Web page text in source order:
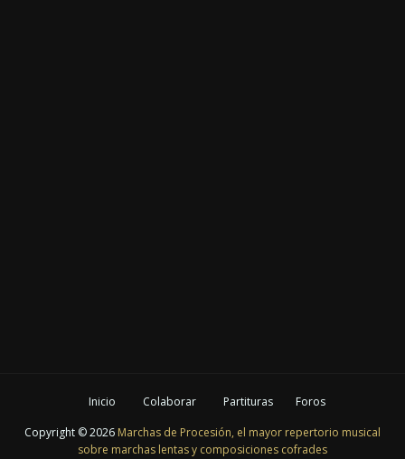
Inicio Colaborar Partituras
Foros
Copyright ©2026 Marchas de Procesión, el mayor repertorio musical
sobre marchas lentas y composiciones cofrades